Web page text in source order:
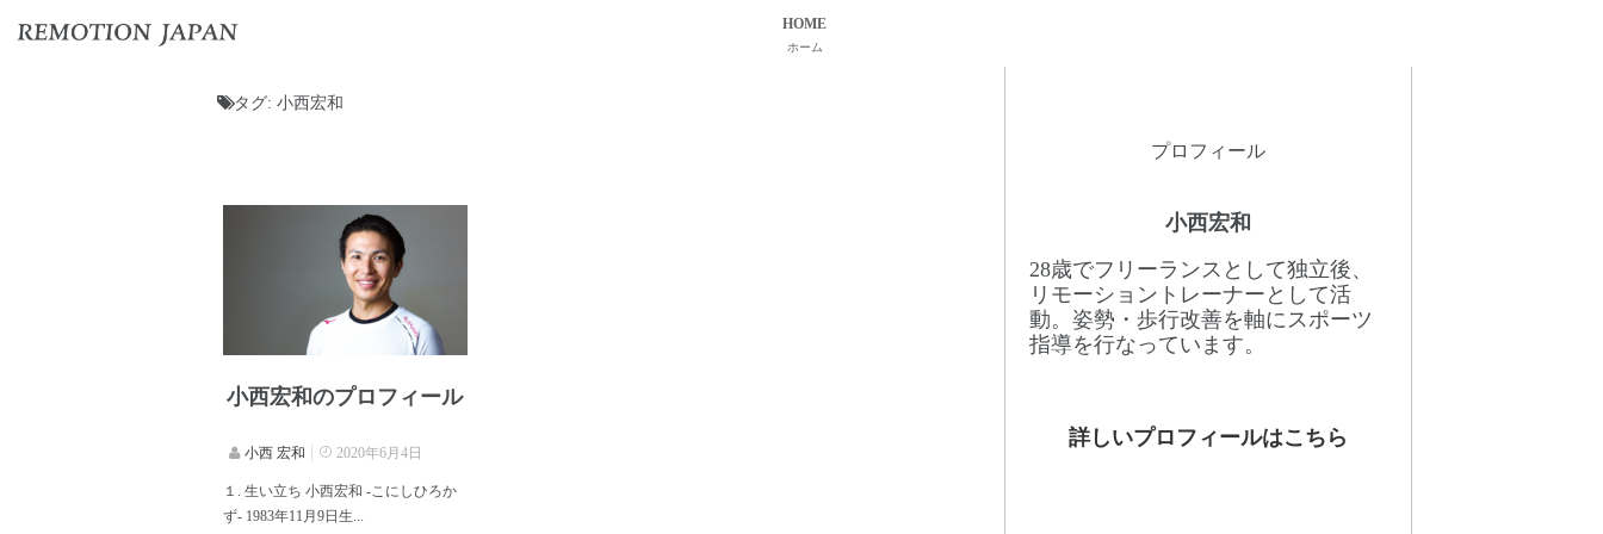
HOME
ホーム
タグ: 小西宏和
小西宏和のプロフィール
小西 宏和 2020年6月4日
１. 生い立ち 小西宏和 -こにしひろか
ず- 1983年11月9日生...
プロフィール
小西宏和
28歳でフリーランスとして独立後、
リモーショントレーナーとして活
動。姿勢・歩行改善を軸にスポーツ
指導を行なっています。
詳しいプロフィールはこちら